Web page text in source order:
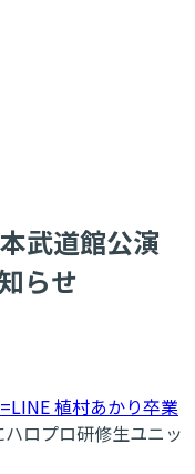
武道館公演
らせ
植村あかり卒業
ロプロ研修生ユニッ